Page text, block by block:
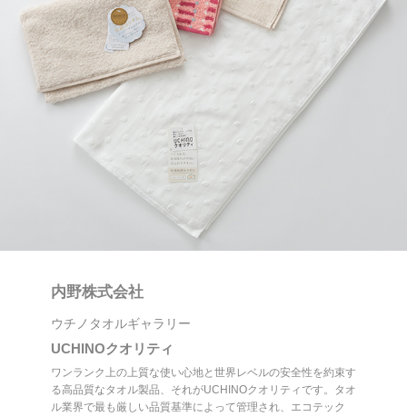
内野株式会社
ウチノタオルギャラリー
UCHINOクオリティ
ワンランク上の上質な使い心地と世界レベルの安全性を約束す
る高品質なタオル製品、それがUCHINOクオリティです。タオ
ル業界で最も厳しい品質基準によって管理され、エコテック